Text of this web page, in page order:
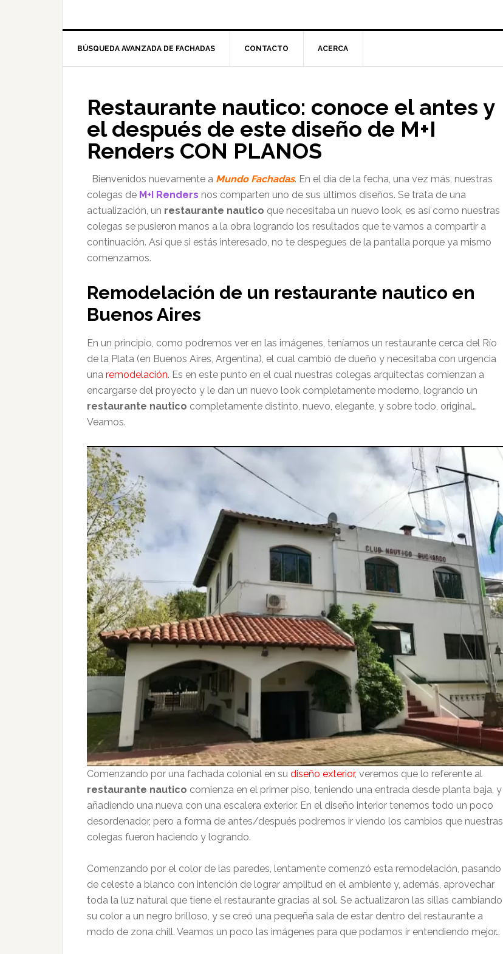
BÚSQUEDA AVANZADA DE FACHADAS CONTACTO ACERCA
Restaurante nautico: conoce el antes y
el después de este diseño de M+I
Renders CON PLANOS
Bienvenidos nuevamente a Mundo Fachadas. En el día de la fecha, una vez más, nuestras
colegas de M+I Renders nos comparten uno de sus últimos diseños. Se trata de una
actualización, un restaurante nautico que necesitaba un nuevo look, es así como nuestras
colegas se pusieron manos a la obra logrando los resultados que te vamos a compartir a
continuación. Así que si estás interesado, no te despegues de la pantalla porque ya mismo
comenzamos.
Remodelación de un restaurante nautico en
Buenos Aires
En un principio, como podremos ver en las imágenes, teníamos un restaurante cerca del Río
de la Plata (en Buenos Aires, Argentina), el cual cambió de dueño y necesitaba con urgencia
una remodelación. Es en este punto en el cual nuestras colegas arquitectas comienzan a
encargarse del proyecto y le dan un nuevo look completamente moderno, logrando un
restaurante nautico completamente distinto, nuevo, elegante, y sobre todo, original…
Veamos.
Comenzando por una fachada colonial en su diseño exterior, veremos que lo referente al
restaurante nautico comienza en el primer piso, teniendo una entrada desde planta baja, y
añadiendo una nueva con una escalera exterior. En el diseño interior tenemos todo un poco
desordenador, pero a forma de antes/después podremos ir viendo los cambios que nuestras
colegas fueron haciendo y logrando.
Comenzando por el color de las paredes, lentamente comenzó esta remodelación, pasando
de celeste a blanco con intención de lograr amplitud en el ambiente y, además, aprovechar
toda la luz natural que tiene el restaurante gracias al sol. Se actualizaron las sillas cambiando
su color a un negro brilloso, y se creó una pequeña sala de estar dentro del restaurante a
modo de zona chill. Veamos un poco las imágenes para que podamos ir entendiendo mejor…